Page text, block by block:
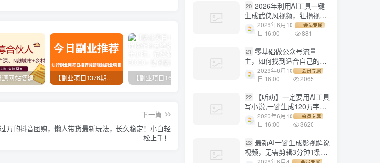
【虚拟资源网站搭建服务】加盟本站系统，做一个和本站一样的独立网站，躺赚的项目 【副业项目1376期】龟课最新闲鱼项目玩法实战教程_全新升级月收益几千到几万 【副业项目4441期】最新长久稳定暴利项目，运费险全新玩法，日赚1000（包含详细教程，全程指导）
下一篇
万的抖音团购，懒人带货最新玩法，长久稳定！小白轻
松上手！
20 2026年利用AI工具一键
生成武侠风视频，狂撸视频
号分成计划收益，原创度
高，画面好看，轻松日入
2026年6月10
日 16:00
会员专属
881
21 零基础做公众号流量
主，如何找到适合自己的赛
道
2026年6月10
日 16:00
会员专属
2065
22
【听劝】一定要用AI工具
写小说,一键生成120万字，
躺着也能赚，月入2w+
2026年6月10
日 16:00
会员专属
3620
23 最新AI一键生成影视解说
视频，无需剪辑3分钟1条，